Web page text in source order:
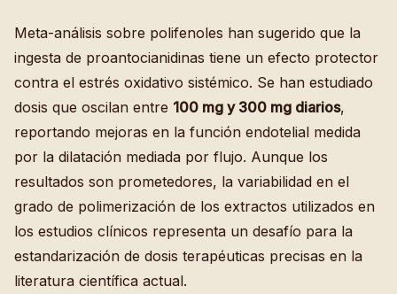
Meta-análisis sobre polifenoles han sugerido que la
ingesta de proantocianidinas tiene un efecto protector
contra el estrés oxidativo sistémico. Se han estudiado
dosis que oscilan entre 100 mg y 300 mg diarios,
reportando mejoras en la función endotelial medida
por la dilatación mediada por flujo. Aunque los
resultados son prometedores, la variabilidad en el
grado de polimerización de los extractos utilizados en
los estudios clínicos representa un desafío para la
estandarización de dosis terapéuticas precisas en la
literatura científica actual.